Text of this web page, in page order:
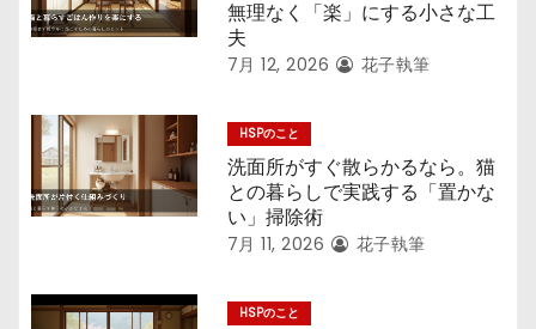
無理なく「楽」にする小さな工
夫
7月 12, 2026 花子執筆
HSPのこと
洗面所がすぐ散らかるなら。猫
との暮らしで実践する「置かな
い」掃除術
7月 11, 2026 花子執筆
HSPのこと